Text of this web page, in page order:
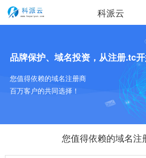
科派云
品牌保护、域名投资，从注册.tc
您值得依赖的域名注册商
百万客户的共同选择！
您值得依赖的域名注